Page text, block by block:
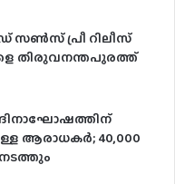
സണ്‍സ് പ്രീ റിലീസ്
തിരുവനന്തപുരത്ത്
ആരാധകര്‍; 40,000